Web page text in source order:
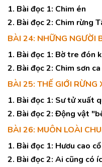
1. Bài đọc 1: Chim én
2. Bài đọc 2: Chim rừng
BÀI 24: NHỮNG NGƯỜI
1. Bài đọc 1: Bờ tre đón
2. Bài đọc 2: Chim sơn
BÀI 25: THẾ GIỚI RỪNG
1. Bài đọc 1: Sư tử xuất
2. Bài đọc 2: Động vật
BÀI 26: MUÔN LOÀI
1. Bài đọc 1: Hươu cao cổ
2. Bài đọc 2: Ai cũng có